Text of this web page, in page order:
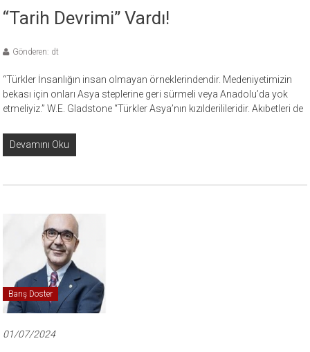
“Tarih Devrimi” Vardı!
Gönderen: dt
“Türkler İnsanlığın insan olmayan örneklerindendir. Medeniyetimizin
bekası için onları Asya steplerine geri sürmeli veya Anadolu’da yok
etmeliyiz.” W.E. Gladstone “Türkler Asya’nın kızılderilileridir. Akıbetleri de
Devamını Oku
Barış Doster
01/07/2024